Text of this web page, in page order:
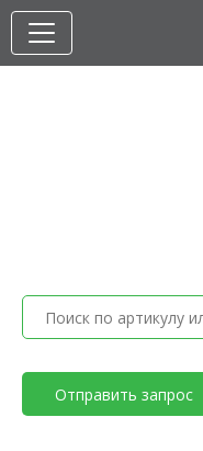
Отправить запрос